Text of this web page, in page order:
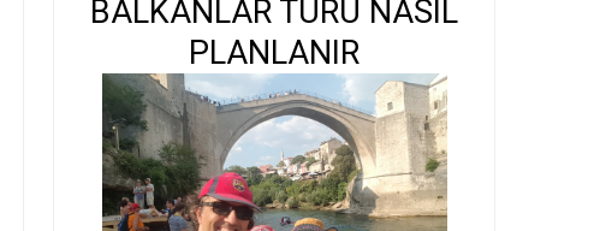
BALKANLAR TURU NASIL
PLANLANIR